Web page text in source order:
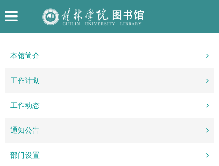
本馆简介
工作计划
工作动态
通知公告
部门设置